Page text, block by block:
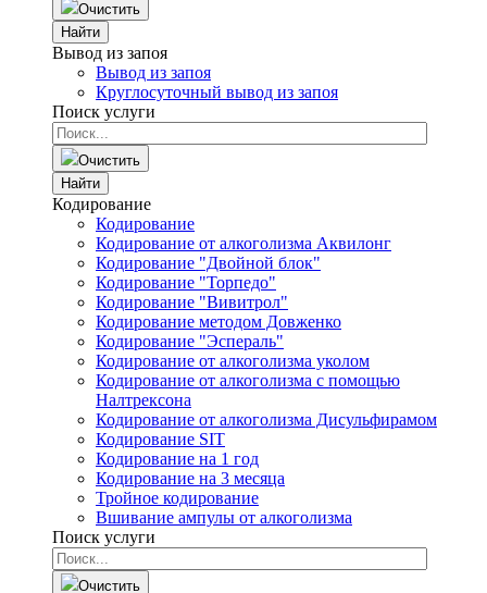
Очистить
Найти
Вывод из запоя
Вывод из запоя
Круглосуточный вывод из запоя
Поиск услуги
Очистить
Найти
Кодирование
Кодирование
Кодирование от алкоголизма Аквилонг
Кодирование "Двойной блок"
Кодирование "Торпедо"
Кодирование "Вивитрол"
Кодирование методом Довженко
Кодирование "Эспераль"
Кодирование от алкоголизма уколом
Кодирование от алкоголизма с помощью
Налтрексона
Кодирование от алкоголизма Дисульфирамом
Кодирование SIT
Кодирование на 1 год
Кодирование на 3 месяца
Тройное кодирование
Вшивание ампулы от алкоголизма
Поиск услуги
Очистить